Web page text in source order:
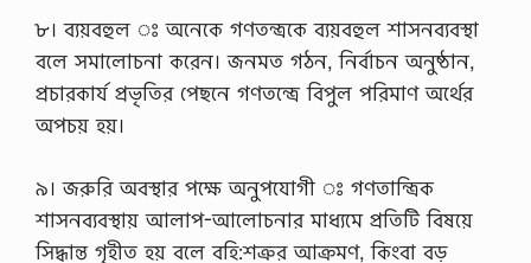
৮। ব্যয়বহুল ঃ অনেকে গণতন্ত্রকে ব্যয়বহুল শাসনব্যবস্থা
বলে সমালোচনা করেন। জনমত গঠন, নির্বাচন অনুষ্ঠান,
প্রচারকার্য প্রভৃতির পেছনে গণতন্ত্রে বিপুল পরিমাণ অর্থের
অপচয় হয়।
৯। জরুরি অবস্থার পক্ষে অনুপযোগী ঃ গণতান্ত্রিক
শাসনব্যবস্থায় আলাপ-আলোচনার মাধ্যমে প্রতিটি বিষয়ে
সিদ্ধান্ত গৃহীত হয় বলে বহি:শত্রুর আক্রমণ, কিংবা বড়